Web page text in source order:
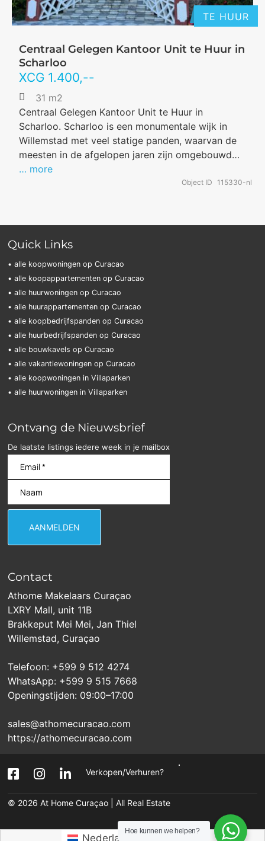
TE HUUR
Centraal Gelegen Kantoor Unit te Huur in
Scharloo
XCG 1.400,--
Object ID 115330-nl
31 m2
Centraal Gelegen Kantoor Unit te Huur in
Scharloo. Scharloo is een monumentale wijk in
Willemstad met veel statige panden, waarvan de
meesten in de afgelopen jaren zijn omgebouwd…
… more
Quick Links
• alle koopwoningen op Curacao
• alle koopappartementen op Curacao
• alle huurwoningen op Curacao
• alle huurappartementen op Curacao
• alle koopbedrijfspanden op Curacao
• alle huurbedrijfspanden op Curacao
• alle bouwkavels op Curacao
• alle vakantiewoningen op Curacao
• alle koopwoningen in Villaparken
• alle huurwoningen in Villaparken
Ontvang de Nieuwsbrief
De laatste listings iedere week in je mailbox
Contact
Athome Makelaars Curaçao
LXRY Mall, unit 11B
Brakkeput Mei Mei, Jan Thiel
Willemstad, Curaçao
Telefoon: +599 9 512 4274
WhatsApp: +599 9 515 7668
Openingstijden: 09:00–17:00
sales@athomecuracao.com
https://athomecuracao.com
Verkopen/Verhuren?
© 2026At Home Curaçao | All Real Estate
Hoe kunnen we helpen?
Nederlands English